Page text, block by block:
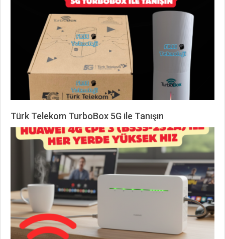
Türk Telekom TurboBox 5G ile Tanışın
2026-
05-